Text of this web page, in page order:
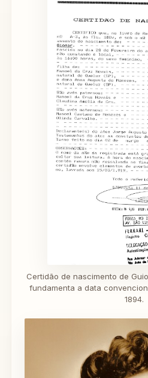
Certidão de nascimento de
fundamenta a data
1894.